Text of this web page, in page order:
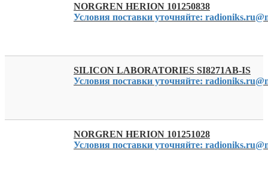
NORGREN HERION 101250838
Условия поставки уточняйте:
SILICON LABORATORIES SI8271AB-IS
Условия поставки уточняйте:
NORGREN HERION 101251028
Условия поставки уточняйте: